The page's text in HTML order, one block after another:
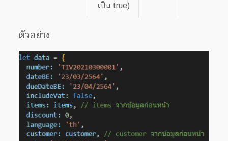
เป็น true)
ตัวอย่าง